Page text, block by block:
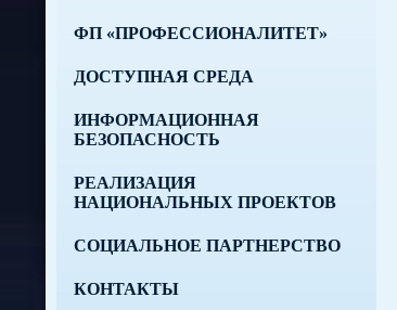
ФП «ПРОФЕССИОНАЛИТЕТ»
ДОСТУПНАЯ СРЕДА
ИНФОРМАЦИОННАЯ
БЕЗОПАСНОСТЬ
РЕАЛИЗАЦИЯ
НАЦИОНАЛЬНЫХ ПРОЕКТОВ
СОЦИАЛЬНОЕ ПАРТНЕРСТВО
КОНТАКТЫ